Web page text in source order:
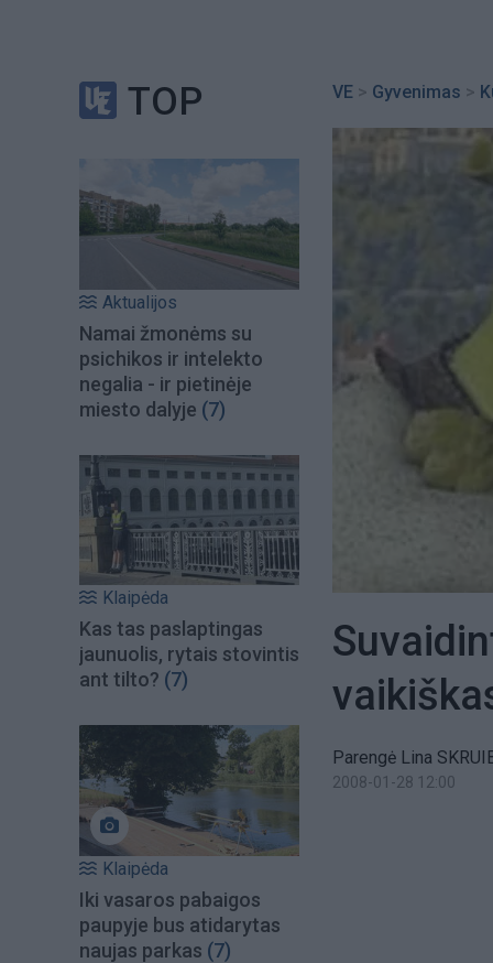
TOP
Aktualijos
Namai žmonėms su
psichikos ir intelekto
negalia - ir pietinėje
miesto dalyje (7)
Klaipėda
Kas tas paslaptingas
jaunuolis, rytais stovintis
ant tilto? (7)
Klaipėda
Iki vasaros pabaigos
paupyje bus atidarytas
naujas parkas (7)
VE > Gyvenimas >
Parengė Lina
2008-01-28 12:00